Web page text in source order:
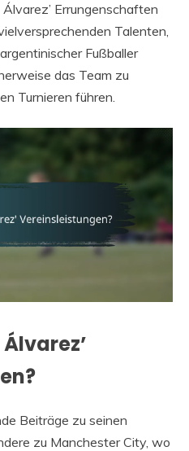
Errungenschaften
Talenten,
Fußballer
das Team zu
Turnieren führen.
Beiträge zu seinen
zu Manchester City, wo